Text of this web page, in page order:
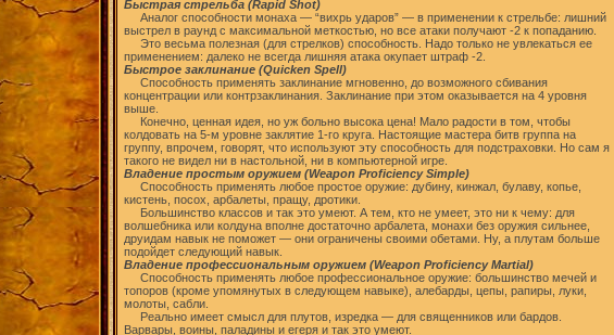
Быстрая стрельба (Rapid Shot)
Аналог способности монаха — “вихрь ударов” — в применении к стрельбе: лишний
выстрел в раунд с максимальной меткостью, но все атаки получают -2 к попаданию.
Это весьма полезная (для стрелков) способность. Надо только не увлекаться ее
применением: далеко не всегда лишняя атака окупает штраф -2.
Быстрое заклинание (Quicken Spell)
Способность применять заклинание мгновенно, до возможного сбивания
концентрации или контрзаклинания. Заклинание при этом оказывается на 4 уровня
выше.
Конечно, ценная идея, но уж больно высока цена! Мало радости в том, чтобы
колдовать на 5-м уровне заклятие 1-го круга. Настоящие мастера битв группа на
группу, впрочем, говорят, что используют эту способность для подстраховки. Но сам я
такого не видел ни в настольной, ни в компьютерной игре.
Владение простым оружием (Weapon Proficiency Simple)
Способность применять любое простое оружие: дубину, кинжал, булаву, копье,
кистень, посох, арбалеты, пращу, дротики.
Большинство классов и так это умеют. А тем, кто не умеет, это ни к чему: для
волшебника или колдуна вполне достаточно арбалета, монахи без оружия сильнее,
друидам навык не поможет — они ограничены своими обетами. Ну, а плутам больше
подойдет следующий навык.
Владение профессиональным оружием (Weapon Proficiency Martial)
Способность применять любое профессиональное оружие: большинство мечей и
топоров (кроме упомянутых в следующем навыке), алебарды, цепы, рапиры, луки,
молоты, сабли.
Реально имеет смысл для плутов, изредка — для священников или бардов.
Варвары, воины, паладины и егеря и так это умеют.